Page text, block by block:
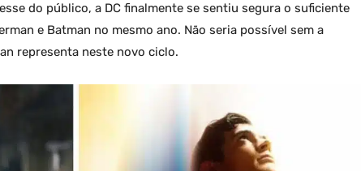
do público, a DC finalmente se sentiu segura o suficiente
e Batman no mesmo ano. Não seria possível sem a
representa neste novo ciclo.